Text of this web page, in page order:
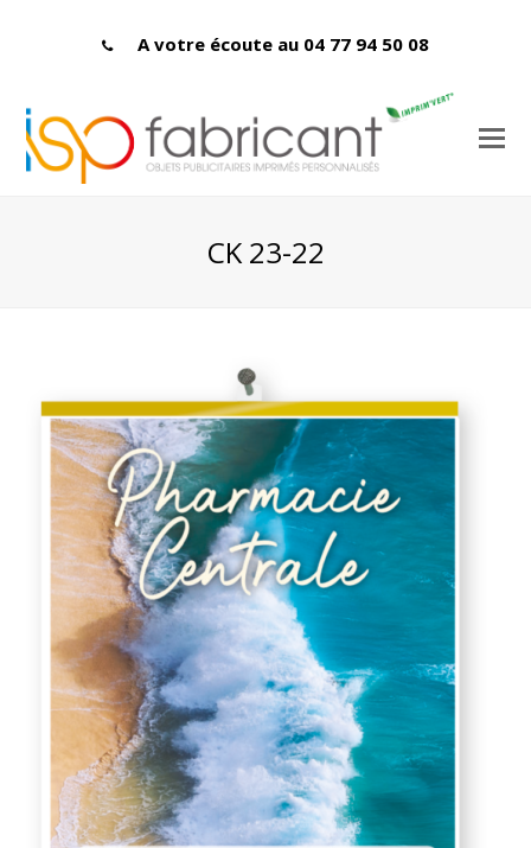
A votre écoute au 04 77 94 50 08
CK 23-22